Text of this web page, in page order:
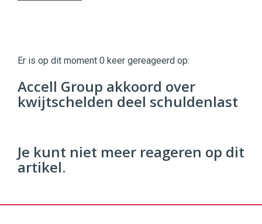
|
Digital
Commercehttps://twinklemagazine.nl
9654
Er is op dit moment 0 keer gereageerd op:
Accell Group akkoord over
kwijtschelden deel schuldenlast
Je kunt niet meer reageren op dit
artikel.